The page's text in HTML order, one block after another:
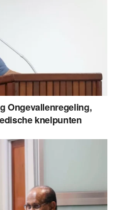
Ongevallenregeling,
knelpunten